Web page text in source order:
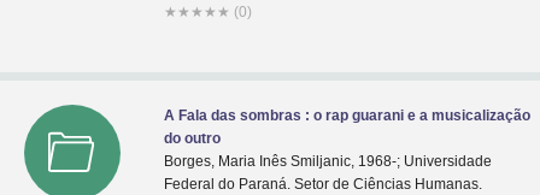
★ ★ ★ ★ ★ (0)
A Fala das sombras : o rap guarani e a musicalização
do outro
Borges, Maria Inês Smiljanic, 1968-; Universidade
Federal do Paraná. Setor de Ciências Humanas.